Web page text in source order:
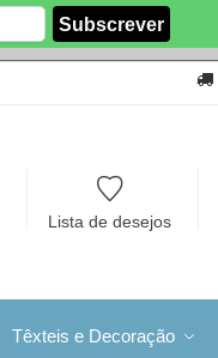
Lista de desejos
Têxteis e Decoração